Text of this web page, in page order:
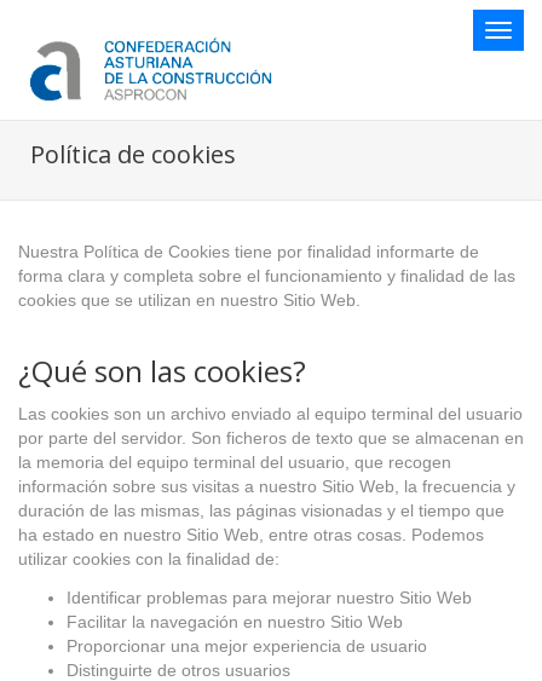
Botón
Política de cookies
Nuestra Política de Cookies tiene por finalidad informarte de
forma clara y completa sobre el funcionamiento y finalidad de las
cookies que se utilizan en nuestro Sitio Web.
¿Qué son las cookies?
Las cookies son un archivo enviado al equipo terminal del usuario
por parte del servidor. Son ficheros de texto que se almacenan en
la memoria del equipo terminal del usuario, que recogen
información sobre sus visitas a nuestro Sitio Web, la frecuencia y
duración de las mismas, las páginas visionadas y el tiempo que
ha estado en nuestro Sitio Web, entre otras cosas. Podemos
utilizar cookies con la finalidad de:
Identificar problemas para mejorar nuestro Sitio Web
Facilitar la navegación en nuestro Sitio Web
Proporcionar una mejor experiencia de usuario
Distinguirte de otros usuarios